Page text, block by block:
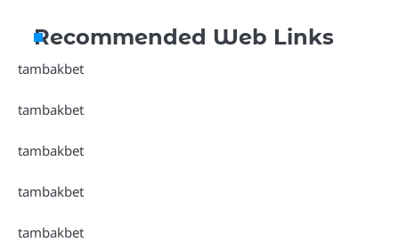
Recommended Web Links
tambakbet
tambakbet
tambakbet
tambakbet
tambakbet